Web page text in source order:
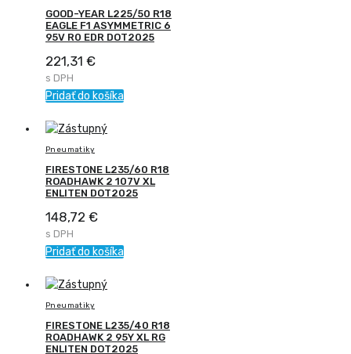
GOOD-YEAR L225/50 R18
EAGLE F1 ASYMMETRIC 6
95V R0 EDR DOT2025
221,31 €
s DPH
Pridať do košíka
Pneumatiky
FIRESTONE L235/60 R18
ROADHAWK 2 107V XL
ENLITEN DOT2025
148,72 €
s DPH
Pridať do košíka
Pneumatiky
FIRESTONE L235/40 R18
ROADHAWK 2 95Y XL RG
ENLITEN DOT2025